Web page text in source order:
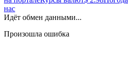
нас
Идёт обмен данными...
Произошла ошибка